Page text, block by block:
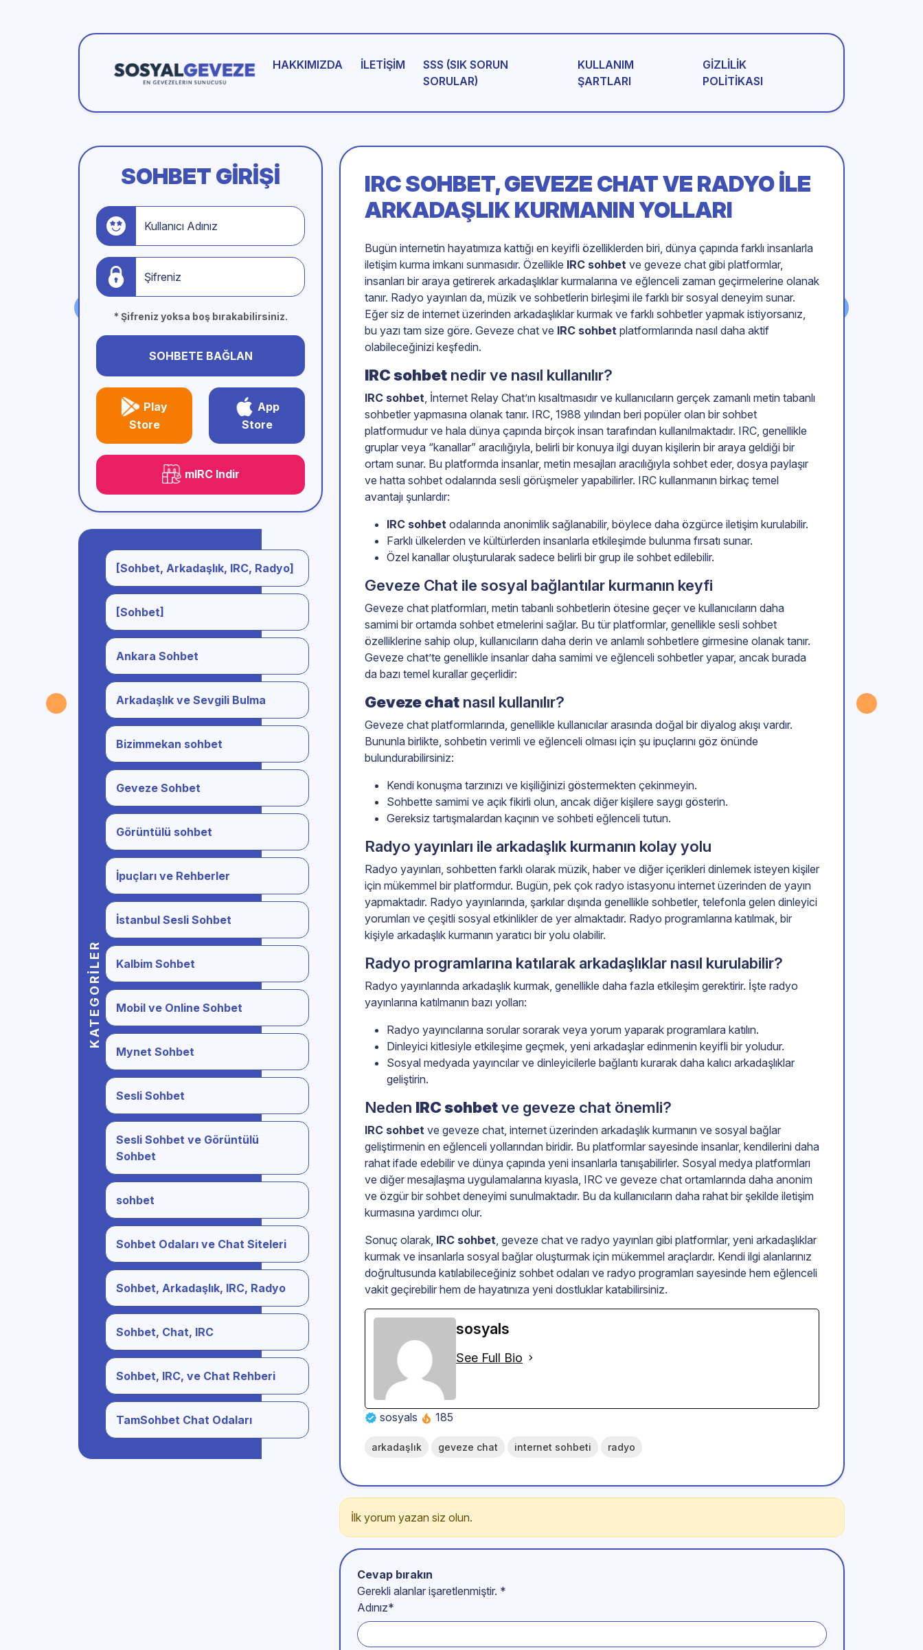
HAKKIMIZDA İLETIŞIM
SSS (SIK SORUN
SORULAR)
KULLANIM
ŞARTLARI
GIZLILIK
POLITIKASI
SOHBET GIRIŞI
Kullanıcı Adınız
Şifreniz
* Şifreniz yoksa boş bırakabilirsiniz.
SOHBETE BAĞLAN
Play
Store
App
Store
mIRC Indir
KATEGORILER
[Sohbet, Arkadaşlık, IRC, Radyo]
[Sohbet]
Ankara Sohbet
Arkadaşlık ve Sevgili Bulma
Bizimmekan sohbet
Geveze Sohbet
Görüntülü sohbet
İpuçları ve Rehberler
İstanbul Sesli Sohbet
Kalbim Sohbet
Mobil ve Online Sohbet
Mynet Sohbet
Sesli Sohbet
Sesli Sohbet ve Görüntülü
Sohbet
sohbet
Sohbet Odaları ve Chat Siteleri
Sohbet, Arkadaşlık, IRC, Radyo
Sohbet, Chat, IRC
Sohbet, IRC, ve Chat Rehberi
TamSohbet Chat Odaları
IRC SOHBET, GEVEZE CHAT VE RADYO ILE
ARKADAŞLIK KURMANIN YOLLARI
Bugün internetin hayatımıza kattığı en keyifli özelliklerden biri, dünya çapında farklı insanlarla
iletişim kurma imkanı sunmasıdır. Özellikle IRC sohbet ve geveze chat gibi platformlar,
insanları bir araya getirerek arkadaşlıklar kurmalarına ve eğlenceli zaman geçirmelerine olanak
tanır. Radyo yayınları da, müzik ve sohbetlerin birleşimi ile farklı bir sosyal deneyim sunar.
Eğer siz de internet üzerinden arkadaşlıklar kurmak ve farklı sohbetler yapmak istiyorsanız,
bu yazı tam size göre. Geveze chat ve IRC sohbet platformlarında nasıl daha aktif
olabileceğinizi keşfedin.
IRC sohbet nedir ve nasıl kullanılır?
IRC sohbet, İnternet Relay Chat’ın kısaltmasıdır ve kullanıcıların gerçek zamanlı metin tabanlı
sohbetler yapmasına olanak tanır. IRC, 1988 yılından beri popüler olan bir sohbet
platformudur ve hala dünya çapında birçok insan tarafından kullanılmaktadır. IRC, genellikle
gruplar veya “kanallar” aracılığıyla, belirli bir konuya ilgi duyan kişilerin bir araya geldiği bir
ortam sunar. Bu platformda insanlar, metin mesajları aracılığıyla sohbet eder, dosya paylaşır
ve hatta sohbet odalarında sesli görüşmeler yapabilirler. IRC kullanmanın birkaç temel
avantajı şunlardır:
IRC sohbet odalarında anonimlik sağlanabilir, böylece daha özgürce iletişim kurulabilir.
Farklı ülkelerden ve kültürlerden insanlarla etkileşimde bulunma fırsatı sunar.
Özel kanallar oluşturularak sadece belirli bir grup ile sohbet edilebilir.
Geveze Chat ile sosyal bağlantılar kurmanın keyfi
Geveze chat platformları, metin tabanlı sohbetlerin ötesine geçer ve kullanıcıların daha
samimi bir ortamda sohbet etmelerini sağlar. Bu tür platformlar, genellikle sesli sohbet
özelliklerine sahip olup, kullanıcıların daha derin ve anlamlı sohbetlere girmesine olanak tanır.
Geveze chat’te genellikle insanlar daha samimi ve eğlenceli sohbetler yapar, ancak burada
da bazı temel kurallar geçerlidir:
Geveze chat nasıl kullanılır?
Geveze chat platformlarında, genellikle kullanıcılar arasında doğal bir diyalog akışı vardır.
Bununla birlikte, sohbetin verimli ve eğlenceli olması için şu ipuçlarını göz önünde
bulundurabilirsiniz:
Kendi konuşma tarzınızı ve kişiliğinizi göstermekten çekinmeyin.
Sohbette samimi ve açık fikirli olun, ancak diğer kişilere saygı gösterin.
Gereksiz tartışmalardan kaçının ve sohbeti eğlenceli tutun.
Radyo yayınları ile arkadaşlık kurmanın kolay yolu
Radyo yayınları, sohbetten farklı olarak müzik, haber ve diğer içerikleri dinlemek isteyen kişiler
için mükemmel bir platformdur. Bugün, pek çok radyo istasyonu internet üzerinden de yayın
yapmaktadır. Radyo yayınlarında, şarkılar dışında genellikle sohbetler, telefonla gelen dinleyici
yorumları ve çeşitli sosyal etkinlikler de yer almaktadır. Radyo programlarına katılmak, bir
kişiyle arkadaşlık kurmanın yaratıcı bir yolu olabilir.
Radyo programlarına katılarak arkadaşlıklar nasıl kurulabilir?
Radyo yayınlarında arkadaşlık kurmak, genellikle daha fazla etkileşim gerektirir. İşte radyo
yayınlarına katılmanın bazı yolları:
Radyo yayıncılarına sorular sorarak veya yorum yaparak programlara katılın.
Dinleyici kitlesiyle etkileşime geçmek, yeni arkadaşlar edinmenin keyifli bir yoludur.
Sosyal medyada yayıncılar ve dinleyicilerle bağlantı kurarak daha kalıcı arkadaşlıklar
geliştirin.
Neden IRC sohbetve geveze chat önemli?
IRC sohbet ve geveze chat, internet üzerinden arkadaşlık kurmanın ve sosyal bağlar
geliştirmenin en eğlenceli yollarından biridir. Bu platformlar sayesinde insanlar, kendilerini daha
rahat ifade edebilir ve dünya çapında yeni insanlarla tanışabilirler. Sosyal medya platformları
ve diğer mesajlaşma uygulamalarına kıyasla, IRC ve geveze chat ortamlarında daha anonim
ve özgür bir sohbet deneyimi sunulmaktadır. Bu da kullanıcıların daha rahat bir şekilde iletişim
kurmasına yardımcı olur.
Sonuç olarak, IRC sohbet, geveze chat ve radyo yayınları gibi platformlar, yeni arkadaşlıklar
kurmak ve insanlarla sosyal bağlar oluşturmak için mükemmel araçlardır. Kendi ilgi alanlarınız
doğrultusunda katılabileceğiniz sohbet odaları ve radyo programları sayesinde hem eğlenceli
vakit geçirebilir hem de hayatınıza yeni dostluklar katabilirsiniz.
sosyals
See Full Bio
sosyals 185
arkadaşlık geveze chat internet sohbeti radyo
İlk yorum yazan siz olun.
Cevap bırakın
Gerekli alanlar işaretlenmiştir. *
Adınız*